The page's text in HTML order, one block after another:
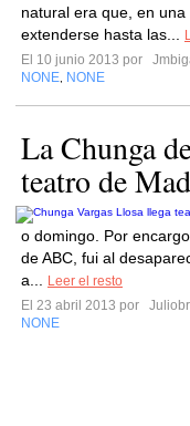
natural era que, en
extenderse hasta las...
El 10 junio 2013 por
NONE NONE
La Chunga
teatro de
o domingo. Por
de ABC, fui al
a...
Leer el resto
El 23 abril 2013 por
NONE